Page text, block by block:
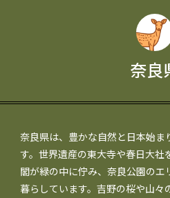
奈良
奈良県は、豊かな自然と日本始ま
す。世界遺産の東大寺や春日大社
閣が緑の中に佇み、奈良公園の
暮らしています。吉野の桜や山々